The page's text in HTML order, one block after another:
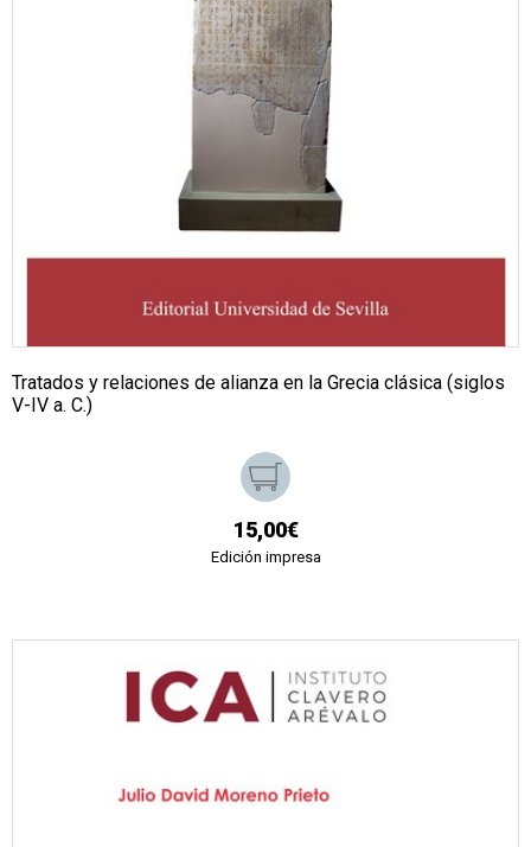
Tratados y relaciones de alianza en la Grecia clásica (siglos
V-IV a. C.)
15,00€
Edición impresa